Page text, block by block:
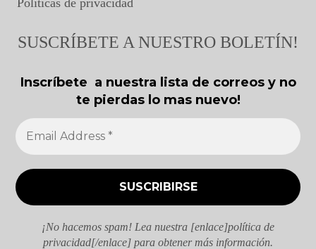
SUSCRÍBETE A NUESTRO BOLETÍN!
Inscríbete a nuestra lista de correos y no
te pierdas lo mas nuevo!
¡No hacemos spam! Lea nuestra [enlace]política de
privacidad[/enlace] para obtener más información.